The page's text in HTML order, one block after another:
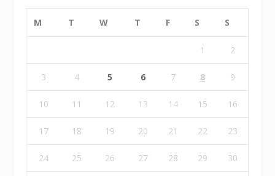
M T W T F S S
1 2
3 4 5 6 7 8 9
10 11 12 13 14 15 16
17 18 19 20 21 22 23
24 25 26 27 28 29 30